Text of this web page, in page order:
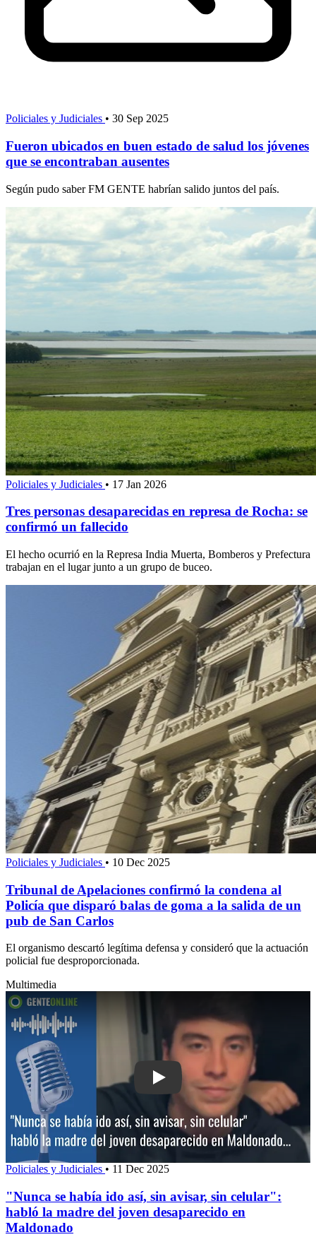
Policiales y Judiciales • 30 Sep 2025
Fueron ubicados en buen estado de salud los jóvenes
que se encontraban ausentes
Según pudo saber FM GENTE habrían salido juntos del país.
Policiales y Judiciales • 17 Jan 2026
Tres personas desaparecidas en represa de Rocha: se
confirmó un fallecido
El hecho ocurrió en la Represa India Muerta, Bomberos y Prefectura
trabajan en el lugar junto a un grupo de buceo.
Policiales y Judiciales • 10 Dec 2025
Tribunal de Apelaciones confirmó la condena al
Policía que disparó balas de goma a la salida de un
pub de San Carlos
El organismo descartó legítima defensa y consideró que la actuación
policial fue desproporcionada.
Multimedia
Play: "Nunca se había ido así, sin
Policiales y Judiciales • 11 Dec 2025
"Nunca se había ido así, sin avisar, sin celular":
habló la madre del joven desaparecido en
Maldonado